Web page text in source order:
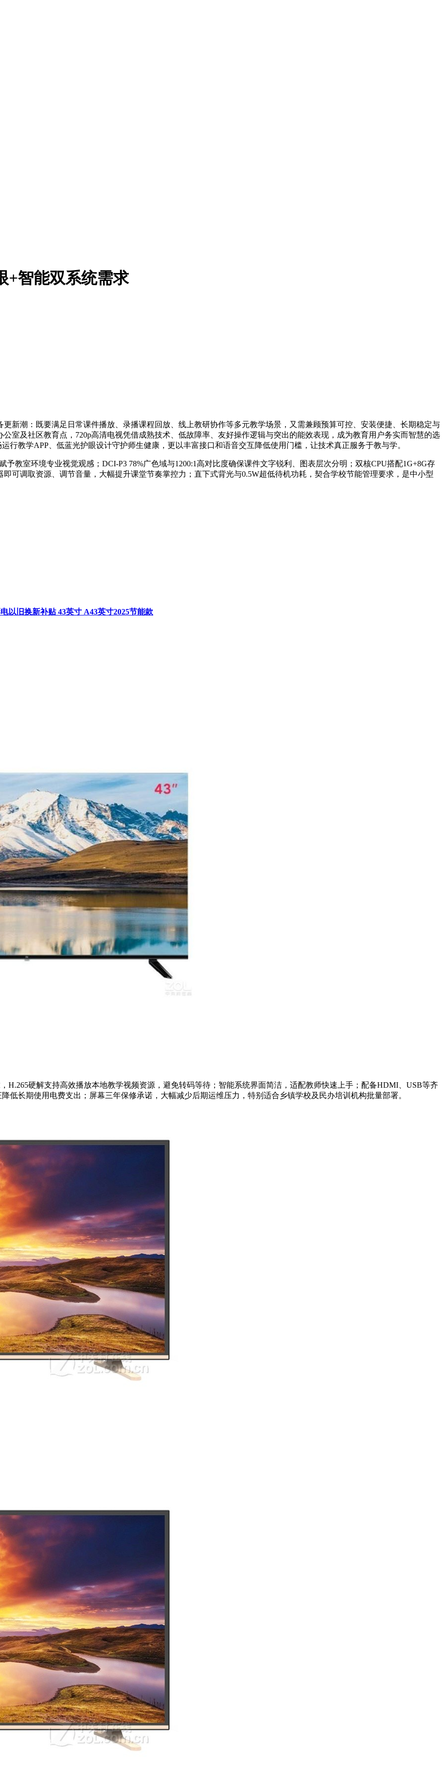
+智能双系统需求
新潮：既要满足日常课件播放、录播课程回放、线上教研协作等多元教学场景，又需兼顾预算可控、安装便捷、长期稳定与
室及社区教育点，720p高清电视凭借成熟技术、低故障率、友好操作逻辑与突出的能效表现，成为教育用户务实而智慧的选
行教学APP、低蓝光护眼设计守护师生健康，更以丰富接口和语音交互降低使用门槛，让技术真正服务于教与学。
予教室环境专业视觉观感；DCI-P3 78%广色域与1200:1高对比度确保课件文字锐利、图表层次分明；双核CPU搭配1G+8G存
可调取资源、调节音量，大幅提升课堂节奏掌控力；直下式背光与0.5W超低待机功耗，契合学校节能管理要求，是中小型
以旧换新补贴 43英寸 A43英寸2025节能款
H.265硬解支持高效播放本地教学视频资源，避免转码等待；智能系统界面简洁，适配教师快速上手；配备HDMI、USB等齐
低长期使用电费支出；屏幕三年保修承诺，大幅减少后期运维压力，特别适合乡镇学校及民办培训机构批量部署。